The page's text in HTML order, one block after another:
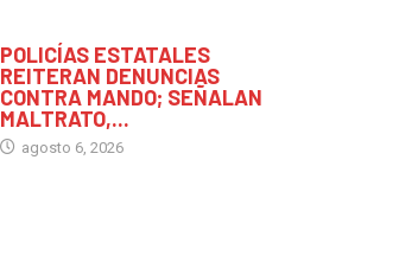
POLICÍAS ESTATALES
REITERAN DENUNCIAS
CONTRA MANDO; SEÑALAN
MALTRATO,...
agosto 6, 2026